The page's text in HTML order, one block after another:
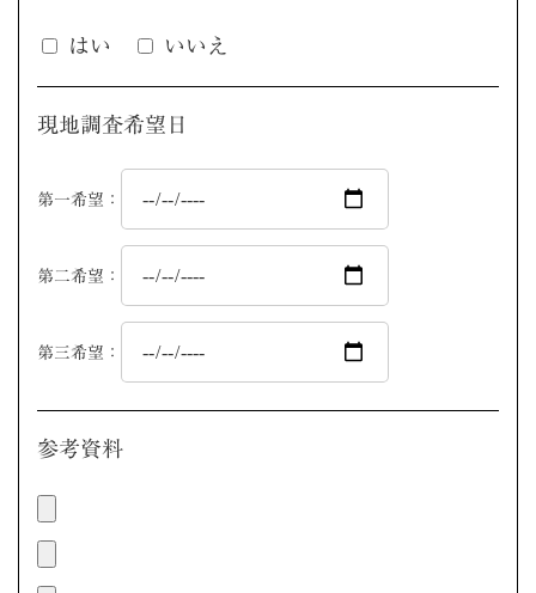
はい いいえ
現地調査希望日
第一希望：
第二希望：
第三希望：
参考資料